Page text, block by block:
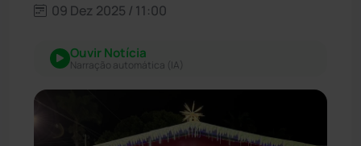
09 Dez 2025 / 11:00
Ouvir Notícia
Narração automática (IA)